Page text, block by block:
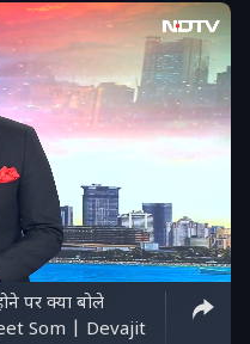
पर क्या बोले
Som | Devajit